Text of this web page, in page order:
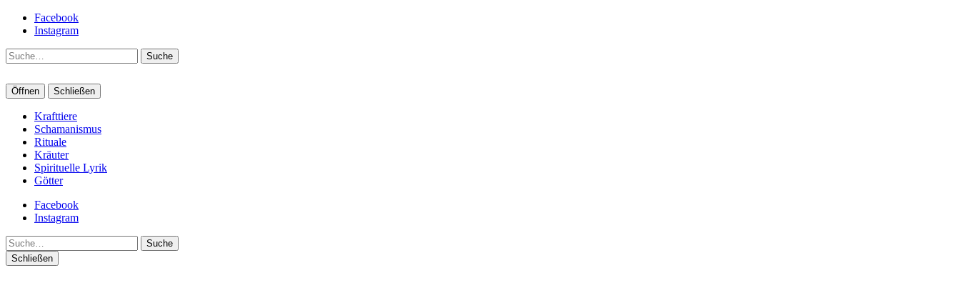
Facebook
Instagram
Suche
Öffnen Schließen
Krafttiere
Schamanismus
Rituale
Kräuter
Spirituelle Lyrik
Götter
Facebook
Instagram
Suche
Schließen